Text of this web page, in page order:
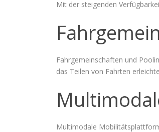
Mit der steigenden
Fahrgemeinschaften und
das Teilen von Fahrten
Multimodale